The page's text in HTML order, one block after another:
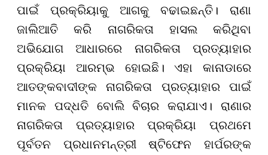
ପାଇଁ ପ୍ରକ୍ରିୟାକୁ ଆଗକୁ ବଢାଇଛନ୍ତି। ରାଣା
ଜାଲିଆତି କରି ନାଗରିକତା ହାସଲ କରିଥିବା
ଅଭିଯୋଗ ଆଧାରରେ ନାଗରିକତା ପ୍ରତ୍ୟାହାର
ପ୍ରକ୍ରିୟା ଆରମ୍ଭ ହୋଇଛି। ଏହା କାନାଡାରେ
ଆତଙ୍କବାଦୀଙ୍କ ନାଗରିକତା ପ୍ରତ୍ୟାହାର ପାଇଁ
ମାନକ ପଦ୍ଧତି ବୋଲି ବିଚାର କରାଯାଏ। ରାଣାର
ନାଗରିକତା ପ୍ରତ୍ୟାହାର ପ୍ରକ୍ରିୟା ପ୍ରଥମେ
ପୂର୍ବତନ ପ୍ରଧାନମନ୍ତ୍ରୀ ଷ୍ଟିଫେନ ହାର୍ପରଙ୍କ